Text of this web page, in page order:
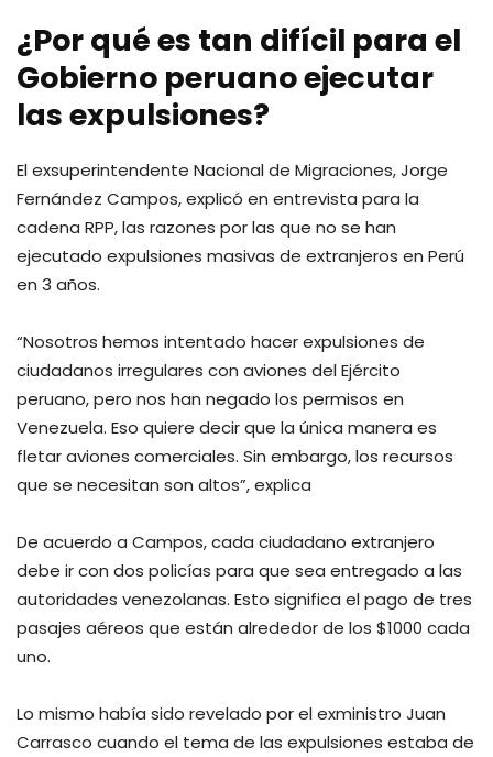
¿Por qué es tan difícil para el
Gobierno peruano ejecutar
las expulsiones?
El exsuperintendente Nacional de Migraciones, Jorge
Fernández Campos, explicó en entrevista para la
cadena RPP, las razones por las que no se han
ejecutado expulsiones masivas de extranjeros en Perú
en 3 años.
“Nosotros hemos intentado hacer expulsiones de
ciudadanos irregulares con aviones del Ejército
peruano, pero nos han negado los permisos en
Venezuela. Eso quiere decir que la única manera es
fletar aviones comerciales. Sin embargo, los recursos
que se necesitan son altos”, explica
De acuerdo a Campos, cada ciudadano extranjero
debe ir con dos policías para que sea entregado a las
autoridades venezolanas. Esto significa el pago de tres
pasajes aéreos que están alrededor de los $1000 cada
uno.
Lo mismo había sido revelado por el exministro Juan
Carrasco cuando el tema de las expulsiones estaba de